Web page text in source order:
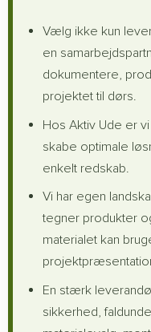
Vælg ikke kun
en
dokumentere,
projektet til dørs.
Hos Aktiv Ude er
skabe optimale
enkelt redskab.
Vi har egen
tegner produkter
materialet kan
En stærk
sikkerhed,